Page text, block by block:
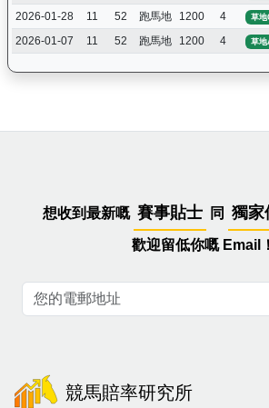
2026-01-28
11 52 跑馬地 1200 4 草地
2026-01-07
11 52 跑馬地 1200 4 草
想收到最新嘅 賽事貼士 同 獨家
歡迎留低你嘅 Email！
競馬賠率研究所